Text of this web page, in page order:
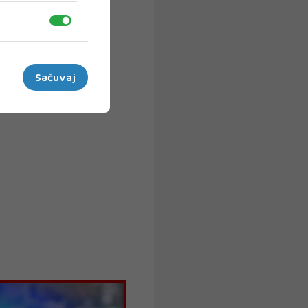
Sačuvaj